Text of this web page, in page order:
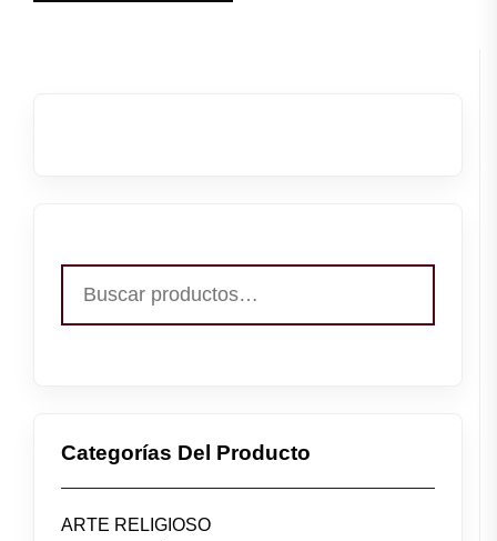
por:
Categorías Del Producto
ARTE RELIGIOSO